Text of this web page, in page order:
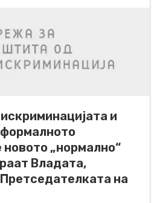
и
новото „нормално“
Владата,
на